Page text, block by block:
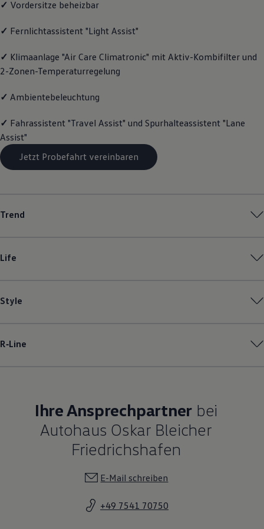
Magazin
Transport
Elektromobilität
Volkswagen R
Pannen- und Unfallhilfe
✓ Vordersitze beheizbar
✓ Fernlichtassistent "Light Assist"
✓ Klimaanlage "Air Care Climatronic" mit Aktiv-Kombifilter und
2-Zonen-Temperaturregelung
✓ Ambientebeleuchtung
✓ Fahrassistent "Travel Assist" und Spurhalteassistent "Lane
Assist"
Jetzt Probefahrt vereinbaren
Trend
Life
Style
R‑Line
Ihre Ansprechpartner bei
Autohaus Oskar Bleicher
Friedrichshafen
E-Mail schreiben
+49 7541 70750